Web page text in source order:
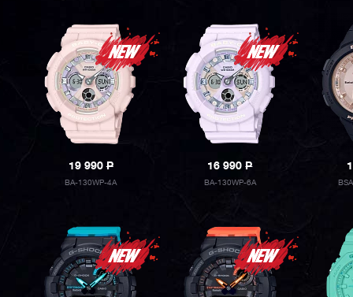
19 990P
BA-130WP-4A
16 990P
BA-130WP-6A